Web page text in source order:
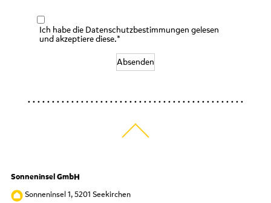
Ich habe die Datenschutzbestimmungen gelesen
und akzeptiere diese.*
Absenden
Sonneninsel GmbH
Sonneninsel 1, 5201 Seekirchen